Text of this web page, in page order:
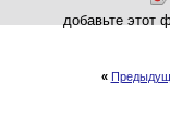
добавьте этот
«